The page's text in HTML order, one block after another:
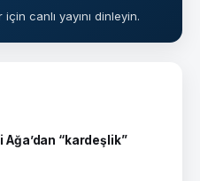
canlı yayını dinleyin.
Ağa’dan “kardeşlik”